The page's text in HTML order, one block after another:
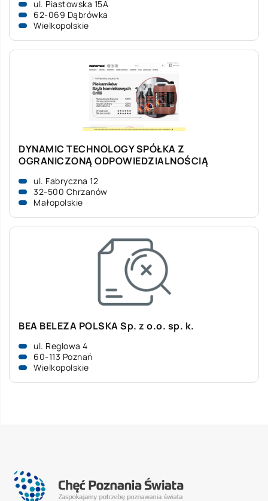
ul. Piastowska 15A
62-069 Dąbrówka
Wielkopolskie
DYNAMIC TECHNOLOGY SPÓŁKA Z
OGRANICZONĄ ODPOWIEDZIALNOŚCIĄ
ul. Fabryczna 12
32-500 Chrzanów
Małopolskie
BEA BELEZA POLSKA Sp. z o.o. sp. k.
ul. Reglowa 4
60-113 Poznań
Wielkopolskie